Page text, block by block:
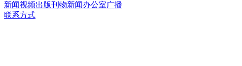
新闻视频出版刊物新闻办公室广播
联系方式